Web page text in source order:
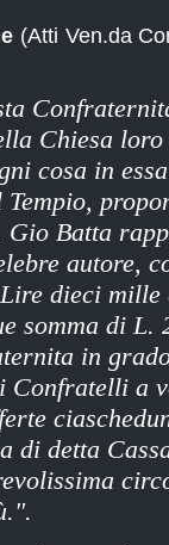
(Atti Ven.da
Chiesa
cosa in
Gio Batta
autore,
dieci mille
somma di L.
in
Confratelli a
di detta